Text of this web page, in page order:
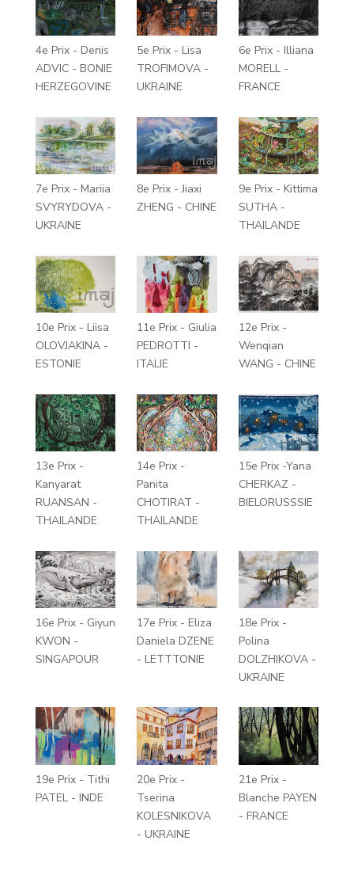
4e Prix - Denis
ADVIC - BONIE
HERZEGOVINE
5e Prix - Lisa
TROFIMOVA -
UKRAINE
6e Prix - Illiana
MORELL -
FRANCE
7e Prix - Mariia
SVYRYDOVA -
UKRAINE
8e Prix - Jiaxi
ZHENG - CHINE
9e Prix - Kittima
SUTHA -
THAILANDE
10e Prix - Liisa
OLOVJAKINA -
ESTONIE
11e Prix - Giulia
PEDROTTI -
ITALIE
12e Prix -
Wenqian
WANG - CHINE
13e Prix -
Kanyarat
RUANSAN -
THAILANDE
14e Prix -
Panita
CHOTIRAT -
THAILANDE
15e Prix -Yana
CHERKAZ -
BIELORUSSSIE
16e Prix - Giyun
KWON -
SINGAPOUR
17e Prix - Eliza
Daniela DZENE
- LETTTONIE
18e Prix -
Polina
DOLZHIKOVA -
UKRAINE
19e Prix - Tithi
PATEL - INDE
20e Prix -
Tserina
KOLESNIKOVA
- UKRAINE
21e Prix -
Blanche PAYEN
- FRANCE